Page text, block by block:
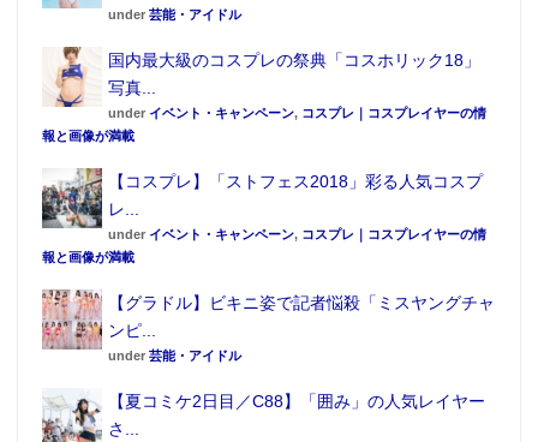
under 芸能・アイドル
国内最大級のコスプレの祭典「コスホリック18」
写真...
under イベント・キャンペーン, コスプレ｜コスプレイヤーの情
報と画像が満載
【コスプレ】「ストフェス2018」彩る人気コスプ
レ...
under イベント・キャンペーン, コスプレ｜コスプレイヤーの情
報と画像が満載
【グラドル】ビキニ姿で記者悩殺「ミスヤングチャ
ンピ...
under 芸能・アイドル
【夏コミケ2日目／C88】「囲み」の人気レイヤー
さ...